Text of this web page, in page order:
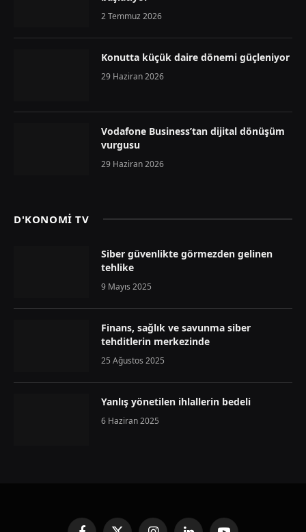
2 Temmuz 2026
Konutta küçük daire dönemi güçleniyor
29 Haziran 2026
Vodafone Business’tan dijital dönüşüm
vurgusu
29 Haziran 2026
D'KONOMİ TV
Siber güvenlikte görmezden gelinen
tehlike
9 Mayıs 2025
Finans, sağlık ve savunma siber
tehditlerin merkezinde
25 Ağustos 2025
Yanlış yönetilen ihlallerin bedeli
6 Haziran 2025